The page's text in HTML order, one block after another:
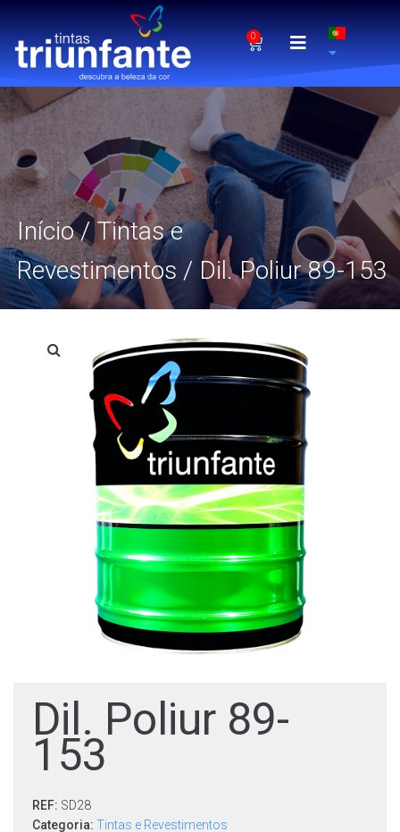
0
Início/Tintas e
Revestimentos / Dil. Poliur 89-153
Dil. Poliur 89-
153
REF: SD28
Categoria: Tintas e Revestimentos